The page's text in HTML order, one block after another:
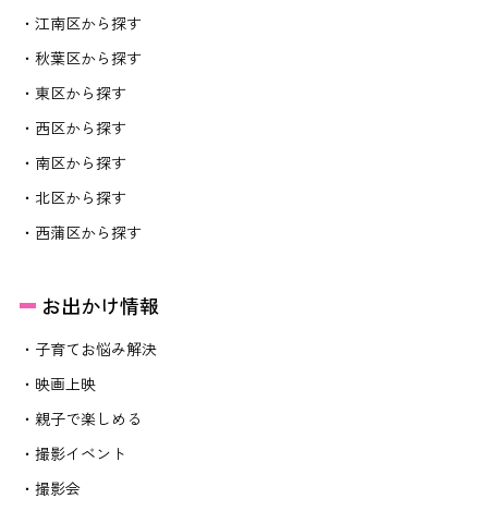
・江南区から探す
・秋葉区から探す
・東区から探す
・西区から探す
・南区から探す
・北区から探す
・西蒲区から探す
お出かけ情報
・子育てお悩み解決
・映画上映
・親子で楽しめる
・撮影イベント
・撮影会